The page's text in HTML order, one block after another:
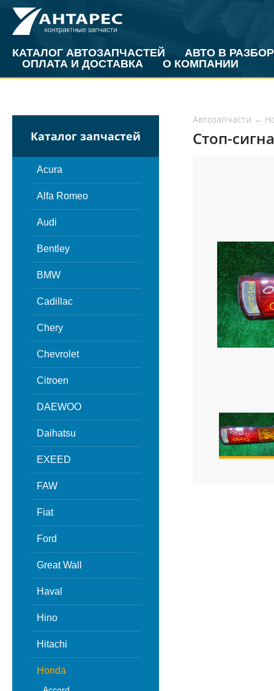
КАТАЛОГ АВТОЗАПЧАСТЕЙ
АВТО В РАЗБОР
ОПЛАТА И ДОСТАВКА
О КОМПАНИИ
Каталог запчастей
Acura
Alfa Romeo
Audi
Bentley
BMW
Cadillac
Chery
Chevrolet
Citroen
DAEWOO
Daihatsu
EXEED
FAW
Fiat
Ford
Great Wall
Haval
Hino
Hitachi
Honda
Автозапчасти ←
Стоп-